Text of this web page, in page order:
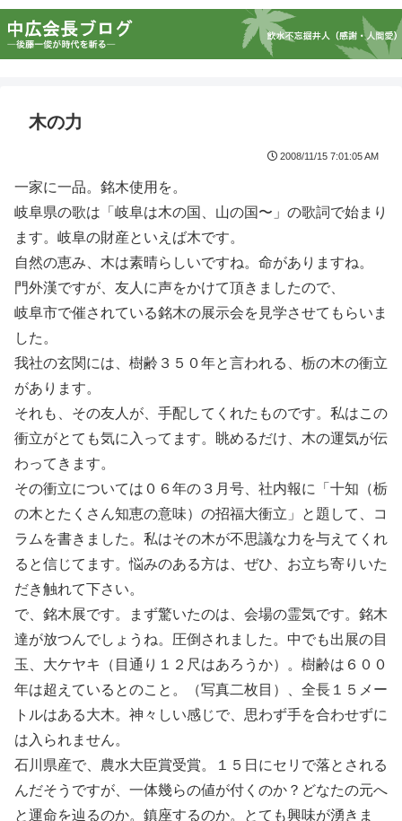
木の力
2008/11/15 7:01:05 AM
一家に一品。銘木使用を。
岐阜県の歌は「岐阜は木の国、山の国〜」の歌詞で始まり
ます。岐阜の財産といえば木です。
自然の恵み、木は素晴らしいですね。命がありますね。
門外漢ですが、友人に声をかけて頂きましたので、
岐阜市で催されている銘木の展示会を見学させてもらいま
した。
我社の玄関には、樹齢３５０年と言われる、栃の木の衝立
があります。
それも、その友人が、手配してくれたものです。私はこの
衝立がとても気に入ってます。眺めるだけ、木の運気が伝
わってきます。
その衝立については０６年の３月号、社内報に「十知（栃
の木とたくさん知恵の意味）の招福大衝立」と題して、コ
ラムを書きました。私はその木が不思議な力を与えてくれ
ると信じてます。悩みのある方は、ぜひ、お立ち寄りいた
だき触れて下さい。
で、銘木展です。まず驚いたのは、会場の霊気です。銘木
達が放つんでしょうね。圧倒されました。中でも出展の目
玉、大ケヤキ（目通り１２尺はあろうか）。樹齢は６００
年は超えているとのこと。（写真二枚目）、全長１５メー
トルはある大木。神々しい感じで、思わず手を合わせずに
は入られません。
石川県産で、農水大臣賞受賞。１５日にセリで落とされる
んだそうですが、一体幾らの値が付くのか？どなたの元へ
と運命を辿るのか。鎮座するのか。とても興味が湧きま